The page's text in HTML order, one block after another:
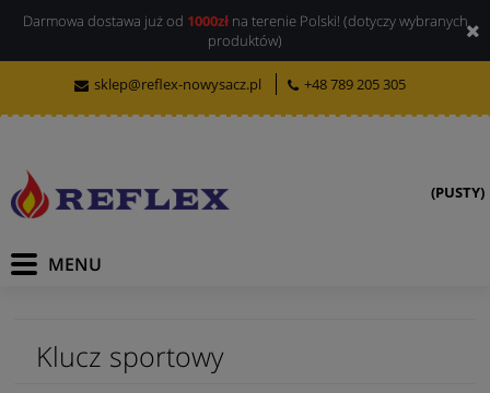
Darmowa dostawa już od 1000złna terenie Polski! (dotyczy wybranych
produktów)
sklep@reflex-nowysacz.pl +48 789 205 305
(PUSTY)
Klucz sportowy